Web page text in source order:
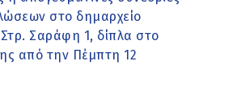
στο δημαρχείο
Σαράφη 1, δίπλα στο
από την Πέμπτη 12